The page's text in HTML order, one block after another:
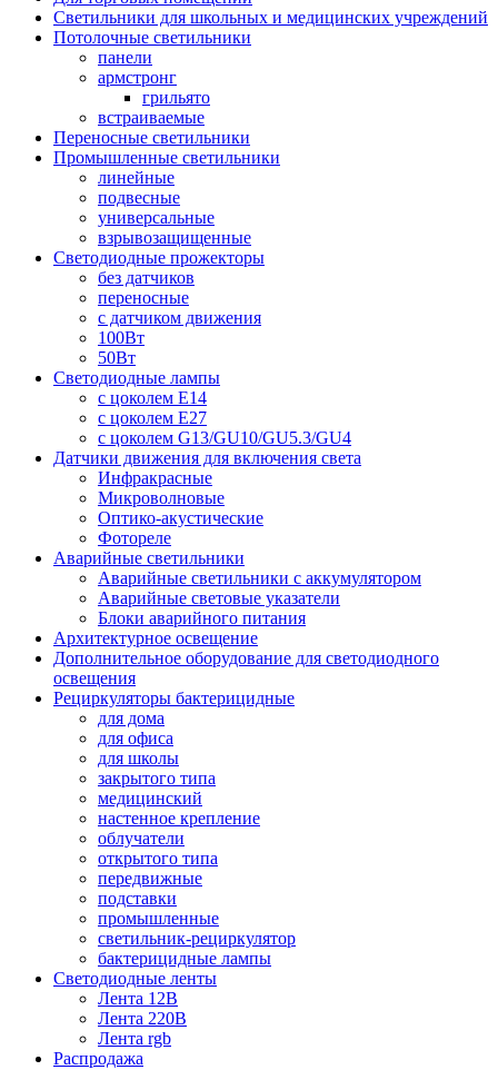
Светильники для школьных и медицинских учреждений
Потолочные светильники
панели
армстронг
грильято
встраиваемые
Переносные светильники
Промышленные светильники
линейные
подвесные
универсальные
взрывозащищенные
Светодиодные прожекторы
без датчиков
переносные
с датчиком движения
100Вт
50Вт
Светодиодные лампы
с цоколем E14
с цоколем E27
с цоколем G13/GU10/GU5.3/GU4
Датчики движения для включения света
Инфракрасные
Микроволновые
Оптико-акустические
Фотореле
Аварийные светильники
Аварийные светильники с аккумулятором
Аварийные световые указатели
Блоки аварийного питания
Архитектурное освещение
Дополнительное оборудование для светодиодного
освещения
Рециркуляторы бактерицидные
для дома
для офиса
для школы
закрытого типа
медицинский
настенное крепление
облучатели
открытого типа
передвижные
подставки
промышленные
светильник-рециркулятор
бактерицидные лампы
Светодиодные ленты
Лента 12В
Лента 220В
Лента rgb
Распродажа